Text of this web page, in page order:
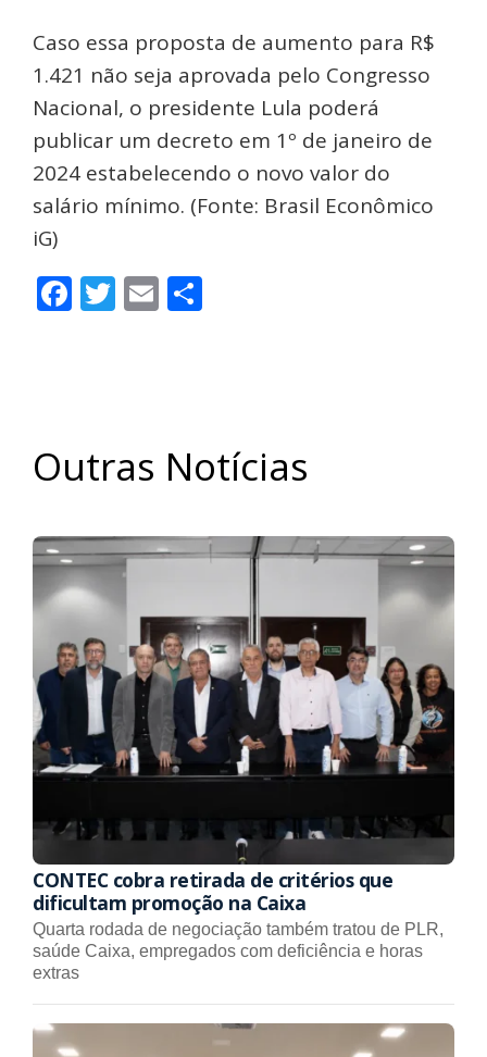
Caso essa proposta de aumento para R$
1.421 não seja aprovada pelo Congresso
Nacional, o presidente Lula poderá
publicar um decreto em 1º de janeiro de
2024 estabelecendo o novo valor do
salário mínimo. (Fonte: Brasil Econômico
iG)
Facebook
Twitter
Email
Outras Notícias
CONTEC cobra retirada de critérios que
dificultam promoção na Caixa
Quarta rodada de negociação também tratou de PLR,
saúde Caixa, empregados com deficiência e horas
extras